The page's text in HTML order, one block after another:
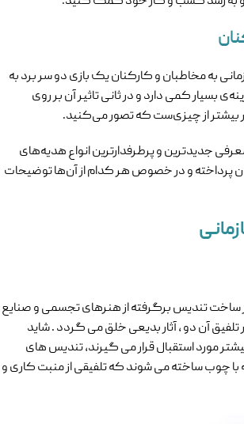
به مخاطبان و کارکنان یک بازی دو سر برد به
بسیار کمی دارد و در ثانی تاثیر آن بر روی
بیشتر از چیزی‌ست که تصور می‌کنید.
جدیدترین و پرطرفدارترین انواع هدیه‌های
پرداخته و در خصوص هر کدام از آن‌ها توضیحات
تندیس برگرفته از هنرهای تجسمی و صنایع
تلفیق آن دو ، آثار بدیعی خلق می گردد . شاید
مورد استقبال قرار می گیرند، تندیس های
چوب ساخته می شوند که تلفیقی از منبت کاری و